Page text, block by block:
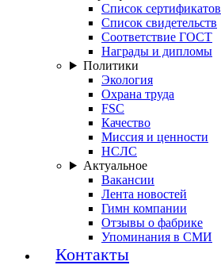
Список сертификатов
Список свидетельств
Соответствие ГОСТ
Награды и дипломы
Политики
Экология
Охрана труда
FSC
Качество
Миссия и ценности
НСЛС
Актуальное
Вакансии
Лента новостей
Гимн компании
Отзывы о фабрике
Упоминания в СМИ
Контакты